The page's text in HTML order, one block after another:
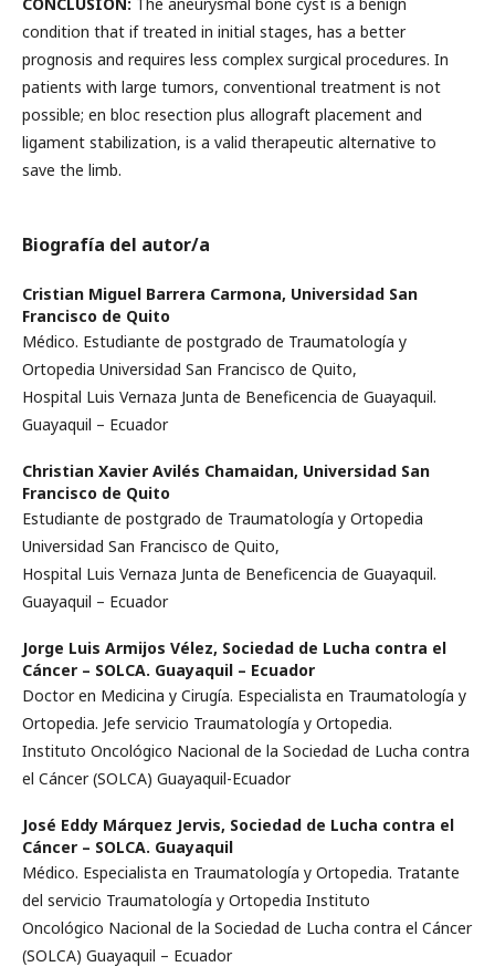
condition that if treated in initial stages, has a better
prognosis and requires less complex surgical procedures. In
patients with large tumors, conventional treatment is not
possible; en bloc resection plus allograft placement and
ligament stabilization, is a valid therapeutic alternative to
save the limb.
Biografía del autor/a
Cristian Miguel Barrera Carmona, Universidad San
Francisco de Quito
Médico. Estudiante de postgrado de Traumatología y
Ortopedia Universidad San Francisco de Quito,
Hospital Luis Vernaza Junta de Beneficencia de Guayaquil.
Guayaquil – Ecuador
Christian Xavier Avilés Chamaidan, Universidad San
Francisco de Quito
Estudiante de postgrado de Traumatología y Ortopedia
Universidad San Francisco de Quito,
Hospital Luis Vernaza Junta de Beneficencia de Guayaquil.
Guayaquil – Ecuador
Jorge Luis Armijos Vélez, Sociedad de Lucha contra el
Cáncer – SOLCA. Guayaquil – Ecuador
Doctor en Medicina y Cirugía. Especialista en Traumatología y
Ortopedia. Jefe servicio Traumatología y Ortopedia.
Instituto Oncológico Nacional de la Sociedad de Lucha contra
el Cáncer (SOLCA) Guayaquil-Ecuador
José Eddy Márquez Jervis, Sociedad de Lucha contra el
Cáncer – SOLCA. Guayaquil
Médico. Especialista en Traumatología y Ortopedia. Tratante
del servicio Traumatología y Ortopedia Instituto
Oncológico Nacional de la Sociedad de Lucha contra el Cáncer
(SOLCA) Guayaquil – Ecuador